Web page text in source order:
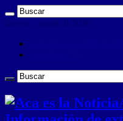
jueves , agosto 6 2026